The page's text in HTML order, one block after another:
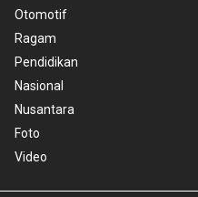
Otomotif
Ragam
Pendidikan
Nasional
Nusantara
Foto
Video